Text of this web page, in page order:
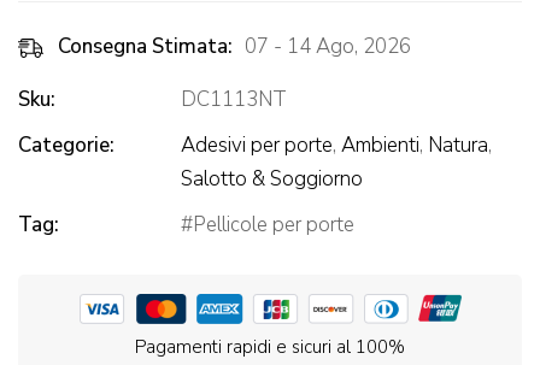
Consegna Stimata: 07 - 14 Ago, 2026
Sku:
DC1113NT
Categorie:
Adesivi per porte, Ambienti, Natura,
Salotto & Soggiorno
Tag:
Pellicole per porte
Pagamenti rapidi e sicuri al 100%